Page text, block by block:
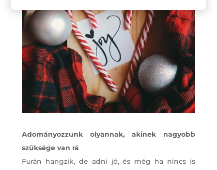
Adományozzunk olyannak, akinek nagyobb
szüksége van rá
Furán hangzik, de adni jó, és még ha nincs is